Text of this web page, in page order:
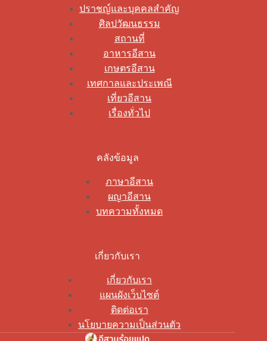
ปราชญ์และบุคคลสำคัญ
ศิลปวัฒนธรรม
สถานที่
อาหารอีสาน
เกษตรอีสาน
เทศกาลและประเพณี
เที่ยวอีสาน
เรื่องทั่วไป
คลังข้อมูล
ภาษาอีสาน
ผญาอีสาน
บทความทั้งหมด
เกี่ยวกับเรา
เกี่ยวกับเรา
แผนผังเว็บไซต์
ติดต่อเรา
นโยบายความเป็นส่วนตัว